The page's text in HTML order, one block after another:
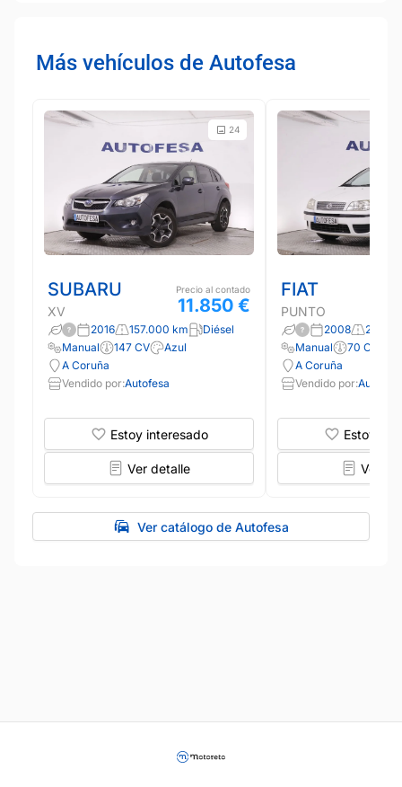
Más vehículos de Autofesa
24
SUBARU
XV
Precio al contado
11.850 €
2016 157.000 km
Diésel
Manual
147 CV
Azul
A Coruña
Vendido por:Autofesa
Estoy interesado
Ver detalle
FIAT
PUNTO
2008
Manual
70 CV
A Coruña
Vendido por:Autofesa
Estoy
Ver
Ver catálogo de Autofesa